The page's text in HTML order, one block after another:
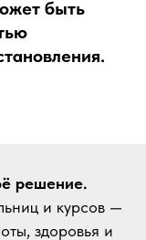
быть
решение.
и курсов —
здоровья и